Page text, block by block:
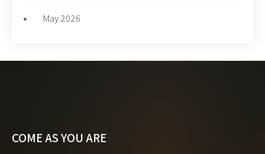
May 2026
COME AS YOU ARE